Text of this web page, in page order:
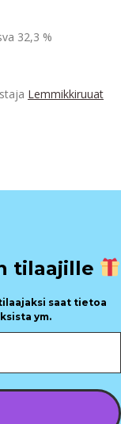
32,3 %
Lemmikkiruuat
tilaajille
saat tietoa
ym.